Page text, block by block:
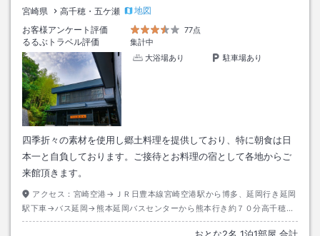
宮崎県 高千穂・五ケ瀬
地図
お客様アンケート評価
77点
るるぶトラベル評価
集計中
大浴場あり
駐車場あり
四季折々の素材を使用し郷土料理を提供しており、特に朝食は日
本一と自負しております。ご接待とお料理の宿として各地からご
来館頂きます。
アクセス： 宮崎空港→ＪＲ日豊本線宮崎空港駅から博多、延岡行き延岡
駅下車→バス延岡→熊本延岡バスセンターから熊本行き約７０分高千穂バ
スセンター下車→徒歩約１０分またはタクシー約５分